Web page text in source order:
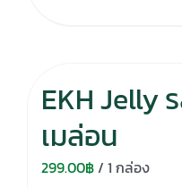
EKH Jelly
เมล่อน
299.00฿/ 1 กล่อง